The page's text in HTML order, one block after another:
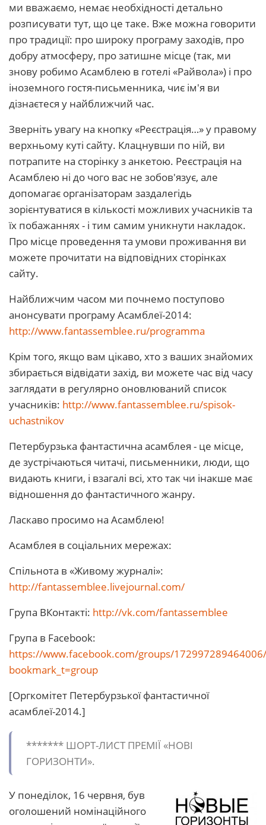
ми вважаємо, немає необхідності детально
розписувати тут, що це таке. Вже можна говорити
про традиції: про широку програму заходів, про
добру атмосферу, про затишне місце (так, ми
знову робимо Асамблею в готелі «Райвола») і про
іноземного гостя-письменника, чиє ім'я ви
дізнаєтеся у найближчий час.
Зверніть увагу на кнопку «Реєстрація…» у правому
верхньому куті сайту. Клацнувши по ній, ви
потрапите на сторінку з анкетою. Реєстрація на
Асамблею ні до чого вас не зобов'язує, але
допомагає організаторам заздалегідь
зорієнтуватися в кількості можливих учасників та
їх побажаннях - і тим самим уникнути накладок.
Про місце проведення та умови проживання ви
можете прочитати на відповідних сторінках
сайту.
Найближчим часом ми почнемо поступово
анонсувати програму Асамблеї-2014:
http://www.fantassemblee.ru/programma
Крім того, якщо вам цікаво, хто з ваших знайомих
збирається відвідати захід, ви можете час від часу
заглядати в регулярно оновлюваний список
учасників: http://www.fantassemblee.ru/spisok-
uchastnikov
Петербурзька фантастична асамблея - це місце,
де зустрічаються читачі, письменники, люди, що
видають книги, і взагалі всі, хто так чи інакше має
відношення до фантастичного жанру.
Ласкаво просимо на Асамблею!
Асамблея в соціальних мережах:
Спільнота в «Живому журналі»:
http://fantassemblee.livejournal.com/
Група ВКонтакті: http://vk.com/fantassemblee
Група в Facebook:
https://www.facebook.com/groups/
bookmark_t=group
[Оргкомітет Петербурзької фантастичної
асамблеї-2014.]
******* ШОРТ-ЛИСТ ПРЕМІЇ «НОВІ
ГОРИЗОНТИ».
У понеділок, 16 червня, був
оголошений номінаційного